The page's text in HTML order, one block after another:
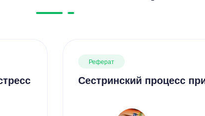
Реферат
Сестринский процесс